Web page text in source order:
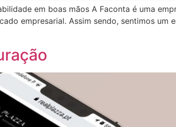
em boas mãos A Faconta é uma
empresarial. Assim sendo, sentimos um